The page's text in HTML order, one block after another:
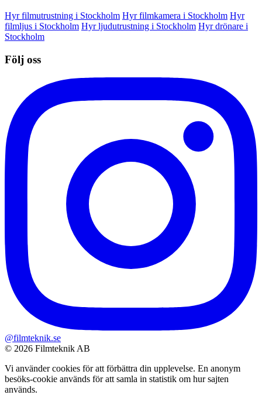
Hyr filmutrustning i Stockholm Hyr filmkamera i Stockholm Hyr
filmljus i Stockholm Hyr ljudutrustning i Stockholm Hyr drönare i
Stockholm
Följ oss
@filmteknik.se
© 2026 Filmteknik AB
Vi använder cookies för att förbättra din upplevelse. En anonym
besöks-cookie används för att samla in statistik om hur sajten
används.